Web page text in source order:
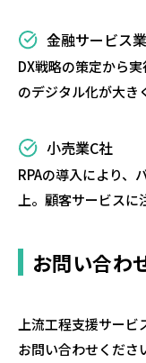
金融サービス
DX戦略の策定から
のデジタル化が大き
小売業C社
RPAの導入により、
上。顧客サービスに
お問い合わ
上流工程支援サー
お問い合わせくださ